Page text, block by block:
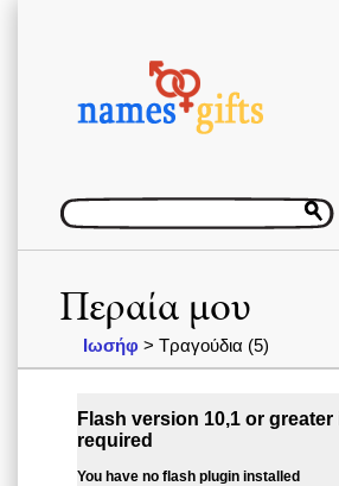
Περαία μου
Ιωσήφ > Τραγούδια (5)
Flash version 10,1 or greater
required
You have no flash plugin installed